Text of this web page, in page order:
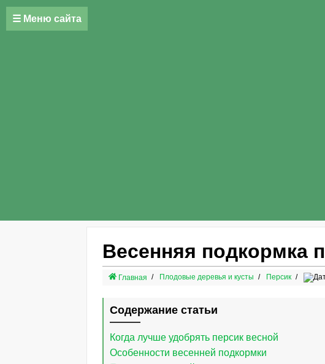
☰ Меню сайта
Весенняя подкормка
Главная Плодовые деревья и кусты Персик
Содержание статьи
Когда лучше удобрять персик весной
Особенности весенней подкормки